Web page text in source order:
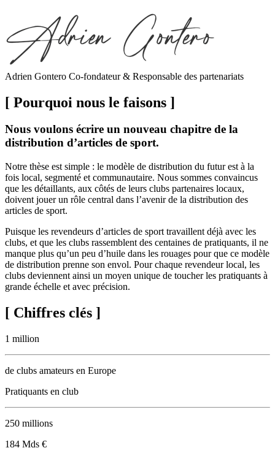
Adrien Gontero Co-fondateur & Responsable des partenariats
[ Pourquoi nous le faisons ]
Nous voulons écrire un nouveau chapitre de la
distribution d’articles de sport.
Notre thèse est simple : le modèle de distribution du futur est à la
fois local, segmenté et communautaire. Nous sommes convaincus
que les détaillants, aux côtés de leurs clubs partenaires locaux,
doivent jouer un rôle central dans l’avenir de la distribution des
articles de sport.
Puisque les revendeurs d’articles de sport travaillent déjà avec les
clubs, et que les clubs rassemblent des centaines de pratiquants, il ne
manque plus qu’un peu d’huile dans les rouages pour que ce modèle
de distribution prenne son envol. Pour chaque revendeur local, les
clubs deviennent ainsi un moyen unique de toucher les pratiquants à
grande échelle et avec précision.
[ Chiffres clés ]
1 million
de clubs amateurs en Europe
Pratiquants en club
250 millions
184 Mds €